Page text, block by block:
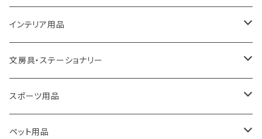
ROOTOTE
100percent
藤田金属
TG
トートバッグ
保冷バッグ
リュックサック
ショルダーバッグ
キッチンペーパーホルダー
食器・テーブルウェア
ゴミ箱
収納用品
洗面用品
掃除・洗濯用品
トイレ用品
バス用品
インテリア用品
アイロン台
アクセサリー収納
ウェットティッシュケース
文房具・ステーショナリー
筆記具・ペン
ノート
スポーツ用品
卓球用品
ペット用品